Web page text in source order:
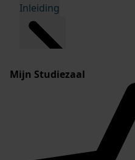
Inleiding
Mijn Studiezaal